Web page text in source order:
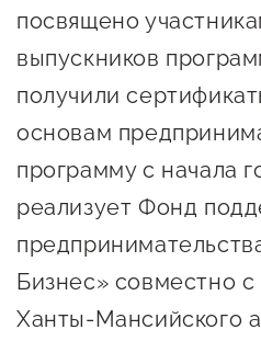
Оказание
О центре
Обучающие
мероприятия
Проекты
Поддержка
Онлайн-
Нормативные
документы
Справочник
Органы власти
Организации,
предоставляющие
посвящено
выпускников
получили
основам
программу с начала
реализует Фонд
Бизнес» совместно
Ханты-Мансийского